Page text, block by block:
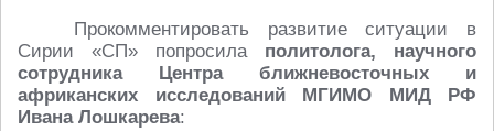
Прокомментировать развитие ситуации в
Сирии «СП» попросила политолога, научного
сотрудника Центра ближневосточных и
африканских исследований МГИМО МИД РФ
Ивана Лошкарева: